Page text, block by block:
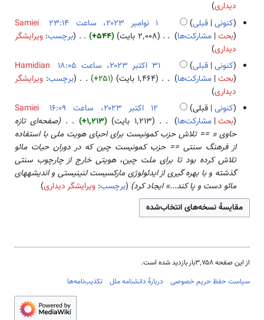
ی
ش
ص
ۀ
و
ی
ر
ا
ی
ش
۲
ل
ا
ص
ۀ
و
ی
ر
ا
ی
ش
ب
د
و
ن
ل
ا
ص
ۀ
و
ی
ر
ا
ی
ش
دیداری
کنونی قبلی
Samiei
بحث مشارکت‌ها ۲٬۰۰۸ بایت
+۵۴۴
ب
د
و
ن
خ
ل
ا
ص
ۀ
و
ی
ر
ا
ی
برچسب: ویرایشگر
دیداری
۲
کنونی قبلی ‏۳۱ اکتبر ۲۰۲۳، ساعت ۱۸:۰۵
Hamidian
بحث مشارکت‌ها ۱٬۴۶۴ بایت
+۲۵۱
ب
د
و
ن
خ
ل
ا
ص
ۀ
و
ی
ا
ی
برچسب: ویرایشگر
دیداری
ر
۳
کنونی قبلی
Samiei
بحث مشارکت‌ها ۱٬۲۱۳ بایت +۱٬۲۱۳
صفحه‌ای تازه
حاوی « == تلاش حزب کمونیست برای احیای هویت ملی با استفاده
از فرهنگ سنتی == حزب کمونیست چین که در دوران حیات مائو
تلاش کرده بود تا برای ملت چین، هویتی خارج از چارچوب سنتی
گذشته و با بهره گیری از ایدئولوژی مارکسیست لنینیستی و اندیشه­های
مائو دست و پا کند...» ایجاد کرد
برچسب:ویرایشگر دیداری
از این صفحه ۳٬۷۵۸بار بازدید شده است.
سیاست حفظ حریم خصوصی
دربارهٔ دانشنامه ملل تکذیب‌نامه‌ها